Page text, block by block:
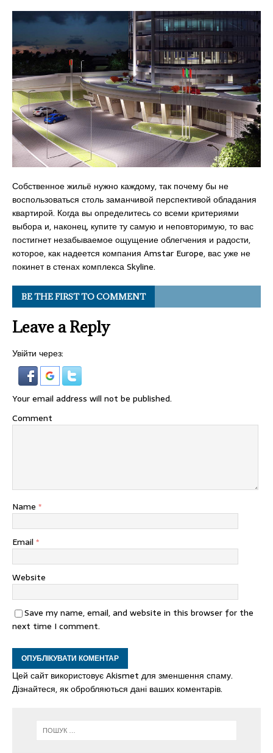
Собственное жильё нужно каждому, так почему бы не
воспользоваться столь заманчивой перспективой обладания
квартирой. Когда вы определитесь со всеми критериями
выбора и, наконец, купите ту самую и неповторимую, то вас
постигнет незабываемое ощущение облегчения и радости,
которое, как надеется компания Amstar Europe, вас уже не
покинет в стенах комплекса Skyline.
BE THE FIRST TO COMMENT
Leave a Reply
Увійти через:
Your email address will not be published.
Comment
Name *
Email *
Website
Save my name, email, and website in this browser for the
next time I comment.
Цей сайт використовує Akismet для зменшення спаму.
Дізнайтеся, як обробляються дані ваших коментарів.